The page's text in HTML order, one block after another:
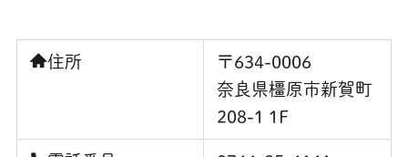
住所
〒634-0006
奈良県橿原市新賀町
208-1 1F